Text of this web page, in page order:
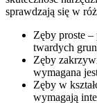
sprawdzają się w
Zęby proste
twardych
Zęby
wymagana
Zęby w
wymagają